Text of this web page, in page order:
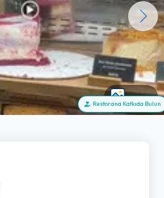
+102
Restorana Katkıda Bulun